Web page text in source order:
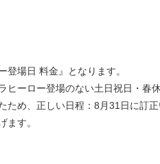
場日 料金』となります。
ーロー登場のない土日祝日・春
め、正しい日程：8月31日に訂正
ます。